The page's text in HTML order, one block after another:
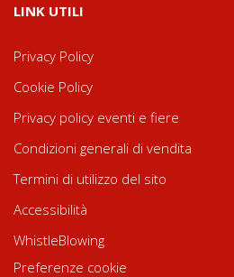
LINK UTILI
Privacy Policy
Cookie Policy
Privacy policy eventi e fiere
Condizioni generali di vendita
Termini di utilizzo del sito
Accessibilità
WhistleBlowing
Preferenze cookie